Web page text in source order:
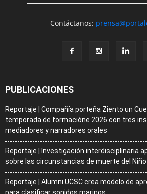
Contáctanos:
PUBLICACIONES
Reportaje | Compañía porteña Ziento un
temporada de formacióne 2026 con tres
mediadores y narradores orales
Reportaje | Investigación interdisciplinaria
sobre las circunstancias de muerte del Niño
Reportaje | Alumni UCSC crea modelo de